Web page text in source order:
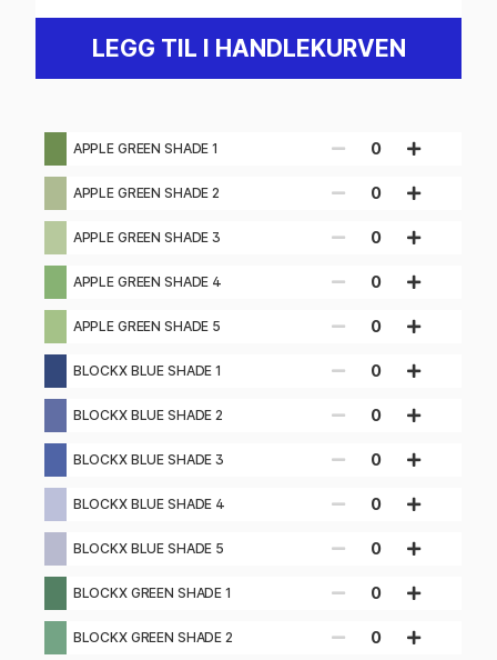
LEGG TIL I HANDLEKURVEN
APPLE GREEN SHADE 1 0
APPLE GREEN SHADE 2 0
APPLE GREEN SHADE 3 0
APPLE GREEN SHADE 4 0
APPLE GREEN SHADE 5 0
BLOCKX BLUE SHADE 1 0
BLOCKX BLUE SHADE 2 0
BLOCKX BLUE SHADE 3 0
BLOCKX BLUE SHADE 4 0
BLOCKX BLUE SHADE 5 0
BLOCKX GREEN SHADE 1 0
BLOCKX GREEN SHADE 2 0